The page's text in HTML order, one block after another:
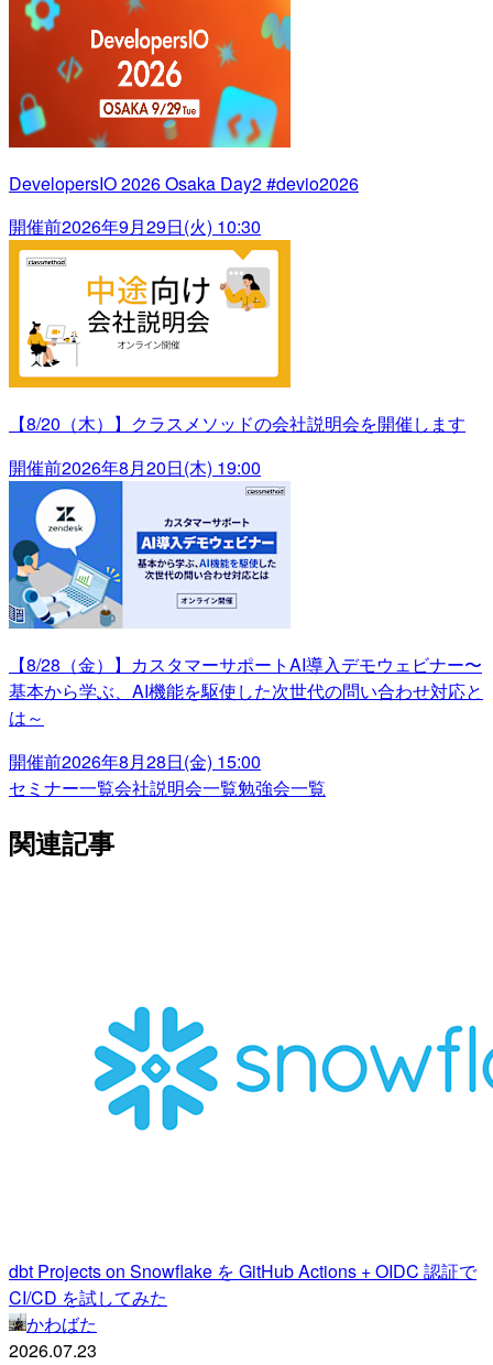
DevelopersIO 2026 Osaka Day2 #devio2026
開催前2026年9月29日(火) 10:30
【8/20（木）】クラスメソッドの会社説明会を開催します
開催前2026年8月20日(木) 19:00
【8/28（金）】カスタマーサポートAI導入デモウェビナー〜
基本から学ぶ、AI機能を駆使した次世代の問い合わせ対応と
は～
開催前2026年8月28日(金) 15:00
セミナー一覧会社説明会一覧勉強会一覧
関連記事
dbt Projects on Snowflake を GitHub Actions + OIDC 認証で
CI/CD を試してみた
かわばた
2026.07.23